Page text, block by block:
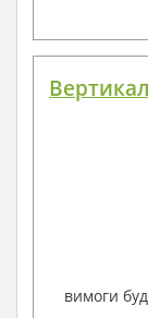
вимоги